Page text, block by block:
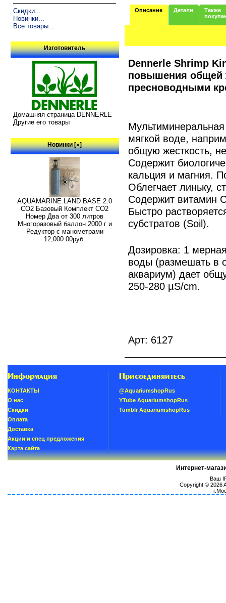
Скидки...
Новинки...
Все товары...
Изготовитель
Домашняя страница DENNERLE
Другие его товары
Новинки [»]
AQUAMARINE.LAND BASE 2.0
СО2 Базовый Комплект СО2
Номер Два от 300 литров
Многоразовый баллон 2000 г и
Редуктор с манометрами
12,000.00руб.
Описание Детали
Также
Dennerle Shrimp
повышения общей
пресноводными
мягкой воде,
общую жесткость,
Содержит
кальция и магния.
Облегчает линьку,
Содержит витамин
Быстро
субстратов (Soil).
Дозировка: 1
воды (размешать в
аквариум) дает
250-280 µS/cm.
Арт: 6127
Информация
КОНТАКТЫ
О нас
Скидки
Oплатa
Доставка
Акции и спец предложения
Карта сайта
Присоединяйтесь
@AquariumshopRus
YTube AquariumshopRus
Tumblr AquariumshopRus
Интернет-
Ваш
Copyright © 2026